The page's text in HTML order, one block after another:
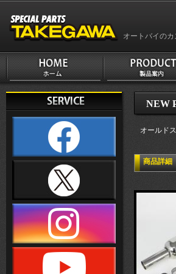
オートバイの
NEW
オールド
商品詳細